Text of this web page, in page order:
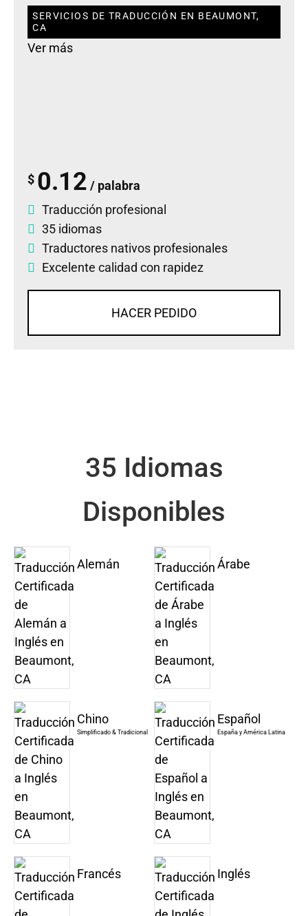
SERVICIOS DE TRADUCCIÓN EN BEAUMONT,
CA
Ver más
$ 0.12 / palabra
Traducción profesional
35 idiomas
Traductores nativos profesionales
Excelente calidad con rapidez
HACER PEDIDO
35 Idiomas
Disponibles
Alemán Árabe
Chino
Simplificado & Tradicional
Español
España y América Latina
Francés Inglés